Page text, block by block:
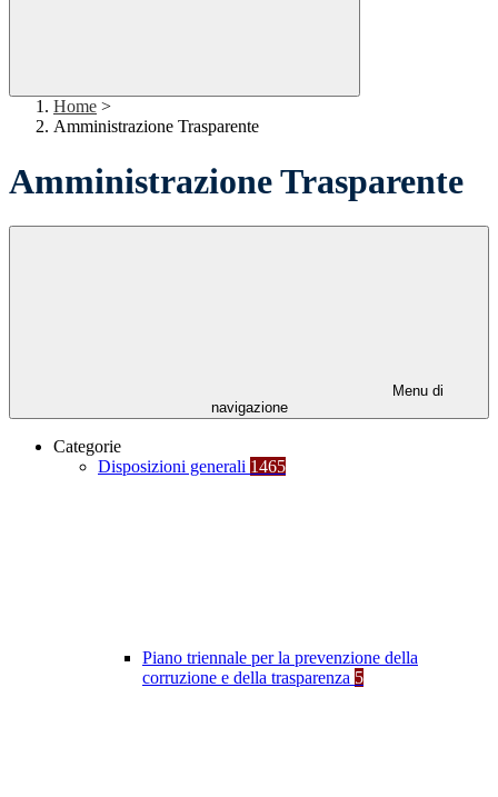
Home >
Amministrazione Trasparente
Amministrazione Trasparente
Menu di
navigazione
Categorie
Disposizioni generali 1465
Piano triennale per la prevenzione della
corruzione e della trasparenza 5